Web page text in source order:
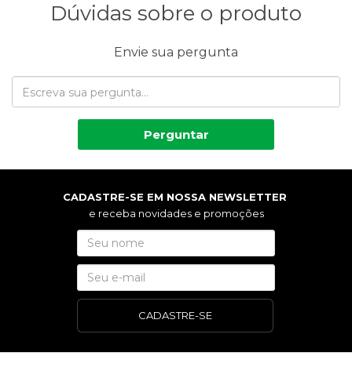
Dúvidas sobre o produto
Envie sua pergunta
Perguntar
CADASTRE-SE EM NOSSA NEWSLETTER
e receba novidades e promoções
CADASTRE-SE